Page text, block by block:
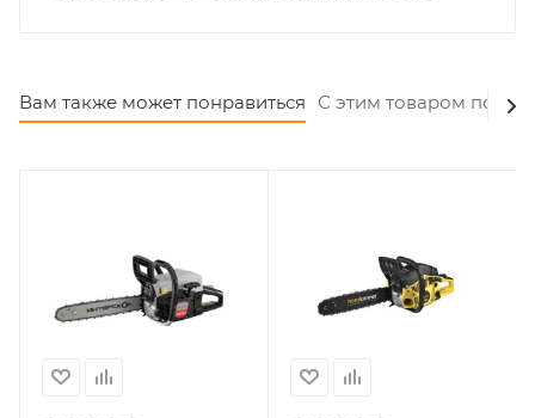
Вам также может понравиться С этим товаром